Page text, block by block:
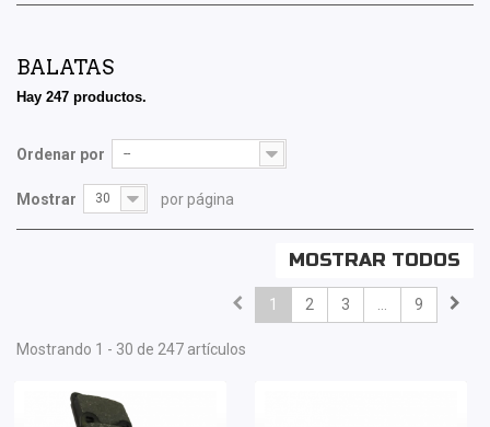
BALATAS
Hay 247 productos.
Ordenar por --
Mostrar 30 por página
MOSTRAR TODOS
1 2 3 ... 9
Mostrando 1 - 30 de 247 artículos